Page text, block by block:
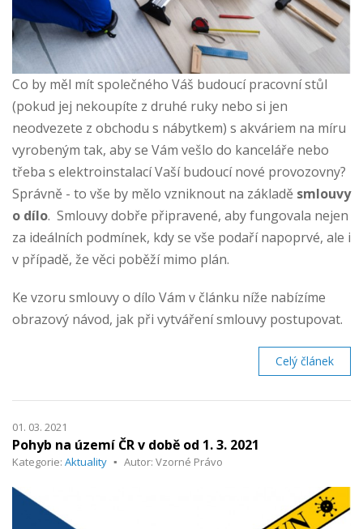
Co by měl mít společného Váš budoucí pracovní stůl
(pokud jej nekoupíte z druhé ruky nebo si jen
neodvezete z obchodu s nábytkem) s akváriem na míru
vyrobeným tak, aby se Vám vešlo do kanceláře nebo
třeba s elektroinstalací Vaší budoucí nové provozovny?
Správně - to vše by mělo vzniknout na základě smlouvy
o dílo. Smlouvy dobře připravené, aby fungovala nejen
za ideálních podmínek, kdy se vše podaří napoprvé, ale i
v případě, že věci poběží mimo plán.
Ke vzoru smlouvy o dílo Vám v článku níže nabízíme
obrazový návod, jak při vytváření smlouvy postupovat.
Celý článek
01. 03. 2021
Pohyb na území ČR v době od 1. 3. 2021
Kategorie: Aktuality Autor: Vzorné Právo